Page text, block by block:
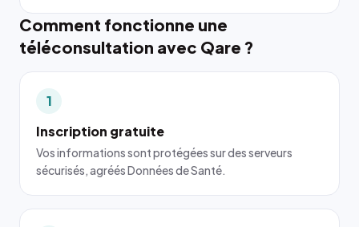
Comment fonctionne une
téléconsultation avec Qare ?
1
Inscription gratuite
Vos informations sont protégées sur des serveurs
sécurisés, agréés Données de Santé.